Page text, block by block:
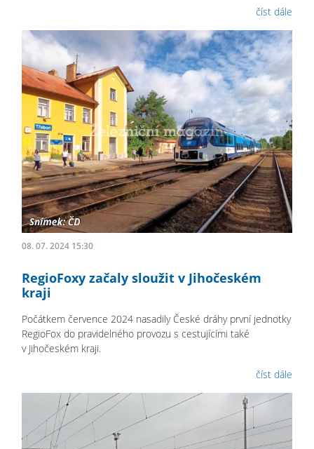
číst dále
08. 07. 2024 15:30
RegioFoxy začaly sloužit v Jihočeském
kraji
Počátkem července 2024 nasadily České dráhy první jednotky
RegioFox do pravidelného provozu s cestujícími také
v Jihočeském kraji.
číst dále